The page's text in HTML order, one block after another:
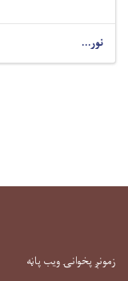
نور...
زمونږ پخوانۍ ویب پاڼه